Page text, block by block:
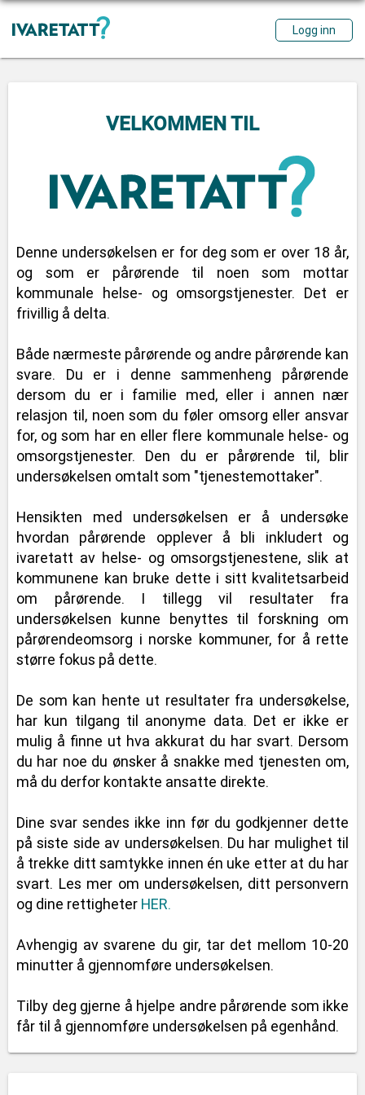
VELKOMMEN TIL
Denne undersøkelsen er for deg som er over 18 år,
og som er pårørende til noen som mottar
kommunale helse- og omsorgstjenester. Det er
frivillig å delta.
Både nærmeste pårørende og andre pårørende kan
svare. Du er i denne sammenheng pårørende
dersom du er i familie med, eller i annen nær
relasjon til, noen som du føler omsorg eller ansvar
for, og som har en eller flere kommunale helse- og
omsorgstjenester. Den du er pårørende til, blir
undersøkelsen omtalt som "tjenestemottaker".
Hensikten med undersøkelsen er å undersøke
hvordan pårørende opplever å bli inkludert og
ivaretatt av helse- og omsorgstjenestene, slik at
kommunene kan bruke dette i sitt kvalitetsarbeid
om pårørende. I tillegg vil resultater fra
undersøkelsen kunne benyttes til forskning om
pårørendeomsorg i norske kommuner, for å rette
større fokus på dette.
De som kan hente ut resultater fra undersøkelse,
har kun tilgang til anonyme data. Det er ikke er
mulig å finne ut hva akkurat du har svart. Dersom
du har noe du ønsker å snakke med tjenesten om,
må du derfor kontakte ansatte direkte.
Dine svar sendes ikke inn før du godkjenner dette
på siste side av undersøkelsen. Du har mulighet til
å trekke ditt samtykke innen én uke etter at du har
svart. Les mer om undersøkelsen, ditt personvern
og dine rettigheter HER.
Avhengig av svarene du gir, tar det mellom 10-20
minutter å gjennomføre undersøkelsen.
Tilby deg gjerne å hjelpe andre pårørende som ikke
får til å gjennomføre undersøkelsen på egenhånd.